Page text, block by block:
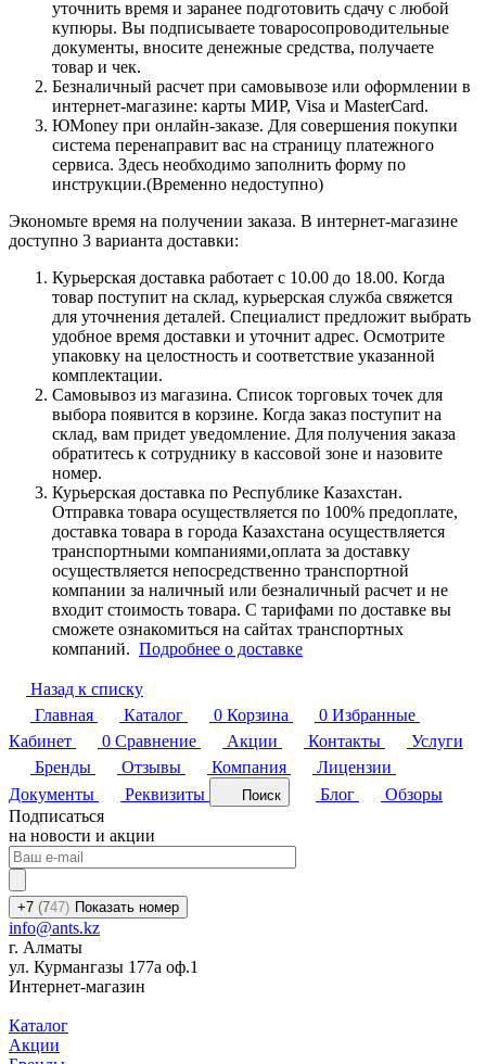
уточнить время и заранее подготовить сдачу с любой
купюры. Вы подписываете товаросопроводительные
документы, вносите денежные средства, получаете
товар и чек.
Безналичный расчет при самовывозе или оформлении в
интернет-магазине: карты МИР, Visa и MasterCard.
ЮMoney при онлайн-заказе. Для совершения покупки
система перенаправит вас на страницу платежного
сервиса. Здесь необходимо заполнить форму по
инструкции.(Временно недоступно)
Экономьте время на получении заказа. В интернет-магазине
доступно 3 варианта доставки:
Курьерская доставка работает с 10.00 до 18.00. Когда
товар поступит на склад, курьерская служба свяжется
для уточнения деталей. Специалист предложит выбрать
удобное время доставки и уточнит адрес. Осмотрите
упаковку на целостность и соответствие указанной
комплектации.
Самовывоз из магазина. Список торговых точек для
выбора появится в корзине. Когда заказ поступит на
склад, вам придет уведомление. Для получения заказа
обратитесь к сотруднику в кассовой зоне и назовите
номер.
Курьерская доставка по Республике Казахстан.
Отправка товара осуществляется по 100% предоплате,
доставка товара в города Казахстана осуществляется
транспортными компаниями,оплата за доставку
осуществляется непосредственно транспортной
компании за наличный или безналичный расчет и не
входит стоимость товара. С тарифами по доставке вы
сможете ознакомиться на сайтах транспортных
компаний. Подробнее о доставке
Назад к списку
Главная
Каталог 0 Корзина 0 Избранные
Кабинет
0 Сравнение Акции Контакты
Услуги
Бренды
Отзывы Компания
Лицензии
Документы
Реквизиты Поиск Блог
Обзоры
Подписаться
на новости и акции
+7 (747) Показать номер
info@ants.kz
г. Алматы
ул. Курмангазы 177а оф.1
Интернет-магазин
Каталог
Акции